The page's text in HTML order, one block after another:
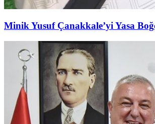
Minik Yusuf Çanakkale’yi Yasa